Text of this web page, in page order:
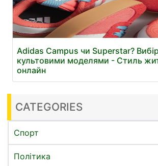
Adidas Campus чи Superstar?
культовими моделями - Стиль
онлайн
CATEGORIES
Спорт
Політика